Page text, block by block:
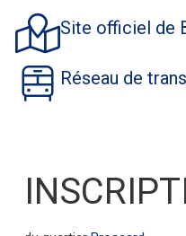
Site officiel de
Réseau de